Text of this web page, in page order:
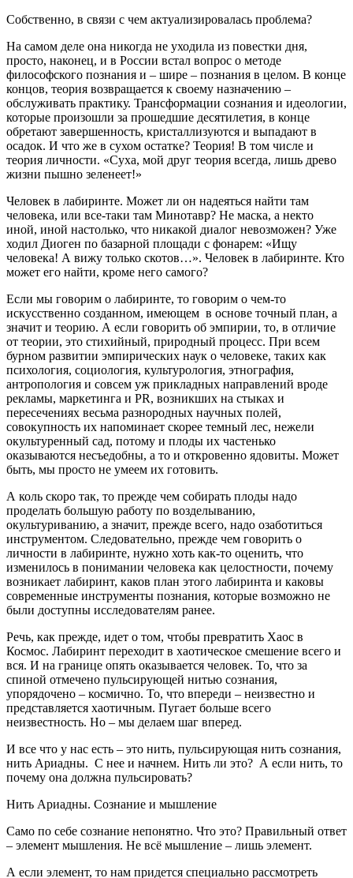
Собственно, в связи с чем актуализировалась проблема?
На самом деле она никогда не уходила из повестки дня,
просто, наконец, и в России встал вопрос о методе
философского познания и – шире – познания в целом. В конце
концов, теория возвращается к своему назначению –
обслуживать практику. Трансформации сознания и идеологии,
которые произошли за прошедшие десятилетия, в конце
обретают завершенность, кристаллизуются и выпадают в
осадок. И что же в сухом остатке? Теория! В том числе и
теория личности. «Суха, мой друг теория всегда, лишь древо
жизни пышно зеленеет!»
Человек в лабиринте. Может ли он надеяться найти там
человека, или все-таки там Минотавр? Не маска, а некто
иной, иной настолько, что никакой диалог невозможен? Уже
ходил Диоген по базарной площади с фонарем: «Ищу
человека! А вижу только скотов…». Человек в лабиринте. Кто
может его найти, кроме него самого?
Если мы говорим о лабиринте, то говорим о чем-то
искусственно созданном, имеющем в основе точный план, а
значит и теорию. А если говорить об эмпирии, то, в отличие
от теории, это стихийный, природный процесс. При всем
бурном развитии эмпирических наук о человеке, таких как
психология, социология, культурология, этнография,
антропология и совсем уж прикладных направлений вроде
рекламы, маркетинга и PR, возникших на стыках и
пересечениях весьма разнородных научных полей,
совокупность их напоминает скорее темный лес, нежели
окультуренный сад, потому и плоды их частенько
оказываются несъедобны, а то и откровенно ядовиты. Может
быть, мы просто не умеем их готовить.
А коль скоро так, то прежде чем собирать плоды надо
проделать большую работу по возделыванию,
окультуриванию, а значит, прежде всего, надо озаботиться
инструментом. Следовательно, прежде чем говорить о
личности в лабиринте, нужно хоть как-то оценить, что
изменилось в понимании человека как целостности, почему
возникает лабиринт, каков план этого лабиринта и каковы
современные инструменты познания, которые возможно не
были доступны исследователям ранее.
Речь, как прежде, идет о том, чтобы превратить Хаос в
Космос. Лабиринт переходит в хаотическое смешение всего и
вся. И на границе опять оказывается человек. То, что за
спиной отмечено пульсирующей нитью сознания,
упорядочено – космично. То, что впереди – неизвестно и
представляется хаотичным. Пугает больше всего
неизвестность. Но – мы делаем шаг вперед.
И все что у нас есть – это нить, пульсирующая нить сознания,
нить Ариадны. С нее и начнем. Нить ли это? А если нить, то
почему она должна пульсировать?
Нить Ариадны. Сознание и мышление
Само по себе сознание непонятно. Что это? Правильный ответ
– элемент мышления. Не всё мышление – лишь элемент.
А если элемент, то нам придется специально рассмотреть